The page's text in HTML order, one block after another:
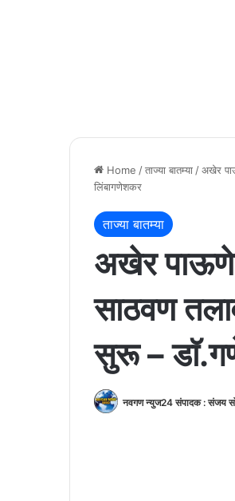
Home /ताज्या बातम्या /अखेर
लिंबागणेशकर
ताज्या बातम्या
अखेर
साठवण
सुरू –
नवगण न्युज24 संपादक : संजय